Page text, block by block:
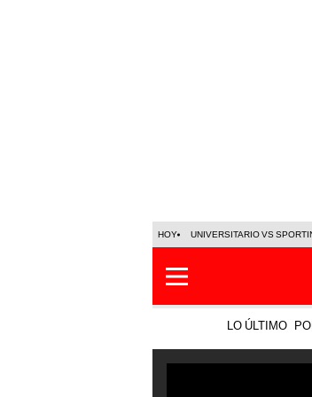
HOY UNIVERSITARIO VS
LO ÚLTIMO